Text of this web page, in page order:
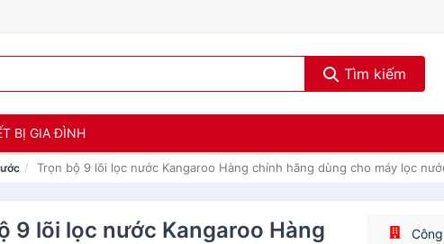
Tìm kiếm
BỊ GIA ĐÌNH
Trọn bộ 9 lõi lọc nước Kangaroo Hàng chính hãng dùng cho máy lọc
9 lõi lọc nước Kangaroo Hàng